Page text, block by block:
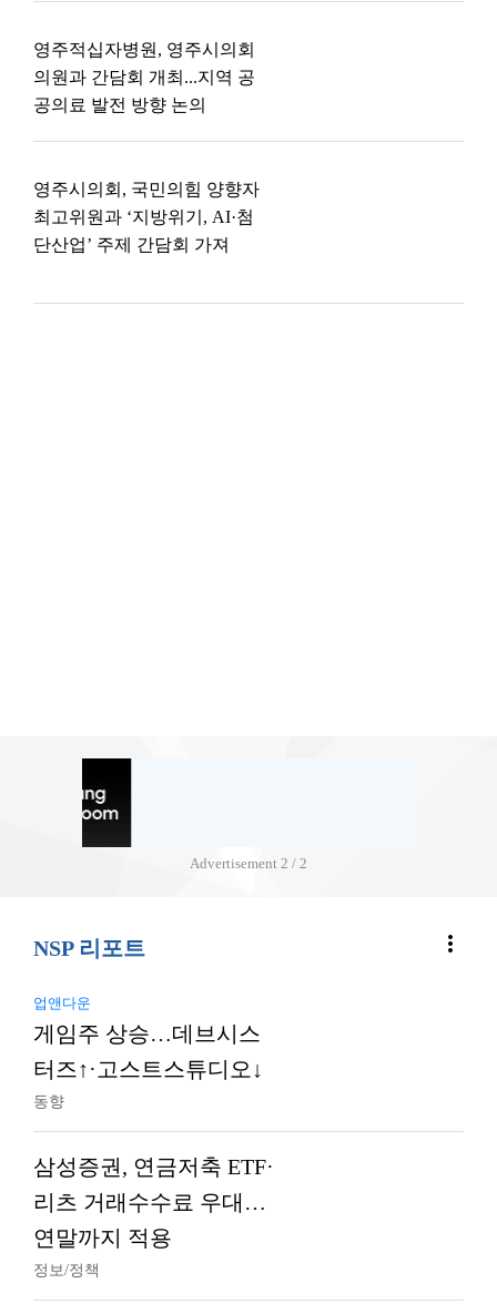
영주적십자병원, 영주시의회
의원과 간담회 개최...지역 공
공의료 발전 방향 논의
영주시의회, 국민의힘 양향자
최고위원과 ‘지방위기, AI·첨
단산업’ 주제 간담회 가져
Advertisement 2 / 2
NSP 리포트 more_vert
업앤다운
게임주 상승…데브시스
터즈↑·고스트스튜디오↓
동향
삼성증권, 연금저축 ETF·
리츠 거래수수료 우대…
연말까지 적용
정보/정책